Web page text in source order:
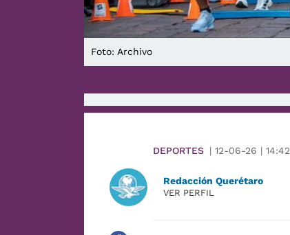
Foto: Archivo
DEPORTES | 12-06-26 | 14:42
Redacción Querétaro
VER PERFIL